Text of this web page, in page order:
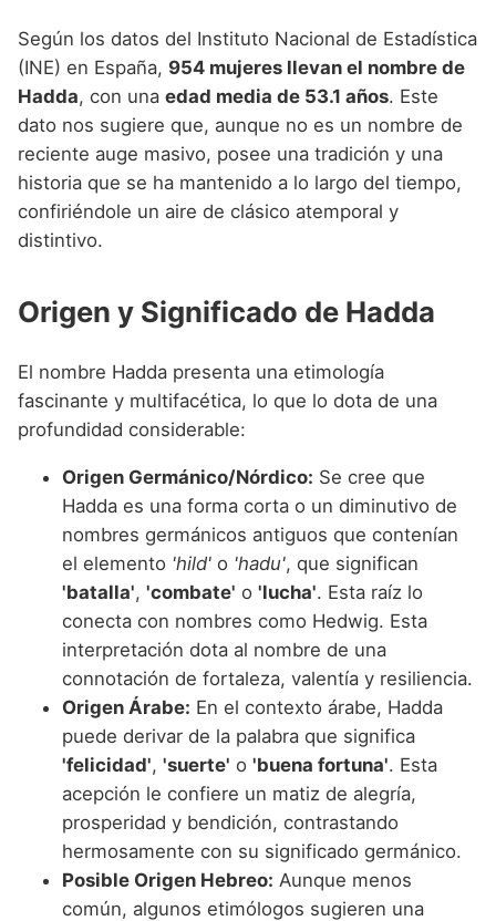
Nombres de Niña que empiezan por N
Nombres de Niña que empiezan por O
Nombres de Niña que empiezan por P
Nombres de Niña que empiezan por Q
Nombres de Niña que empiezan por R
Nombres de Niña que empiezan por U
Nombres de Niña que empiezan por V
Nombres de Niña que empiezan por W
Nombres de Niña que empiezan por Y
Nombres de Niña que empiezan por Z
Nombres de Niña Rumanos
Nombres de Niña Rusos
Nombres de Niña Suecos
Nombres de Niña Madrileños
Nombres de Niña Murcianos
Nombres de Niña Navarros
Nombres de Niña Riojanos
Nombres de Niña Valencianos
Según los datos del Instituto Nacional de Estadística
(INE) en España, 954 mujeres llevan el nombre de
Hadda, con una edad media de 53.1 años. Este
dato nos sugiere que, aunque no es un nombre de
reciente auge masivo, posee una tradición y una
historia que se ha mantenido a lo largo del tiempo,
confiriéndole un aire de clásico atemporal y
distintivo.
Origen y Significado de Hadda
El nombre Hadda presenta una etimología
fascinante y multifacética, lo que lo dota de una
profundidad considerable:
Origen Germánico/Nórdico: Se cree que
Hadda es una forma corta o un diminutivo de
nombres germánicos antiguos que contenían
el elemento 'hild' o 'hadu', que significan
'batalla', 'combate' o 'lucha'. Esta raíz lo
conecta con nombres como Hedwig. Esta
interpretación dota al nombre de una
connotación de fortaleza, valentía y resiliencia.
Origen Árabe: En el contexto árabe, Hadda
puede derivar de la palabra que significa
'felicidad', 'suerte' o 'buena fortuna'. Esta
acepción le confiere un matiz de alegría,
prosperidad y bendición, contrastando
hermosamente con su significado germánico.
Posible Origen Hebreo: Aunque menos
común, algunos etimólogos sugieren una